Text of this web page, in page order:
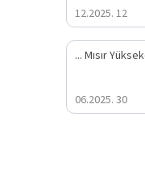
12 .12.2025
Mısır
30 .06.2025